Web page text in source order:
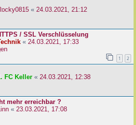
« 24.03.2021, 21:12
/ SSL Verschlüsselung
« 24.03.2021, 17:33
1 2
FC Keller « 24.03.2021, 12:38
mehr erreichbar ?
« 23.03.2021, 17:08